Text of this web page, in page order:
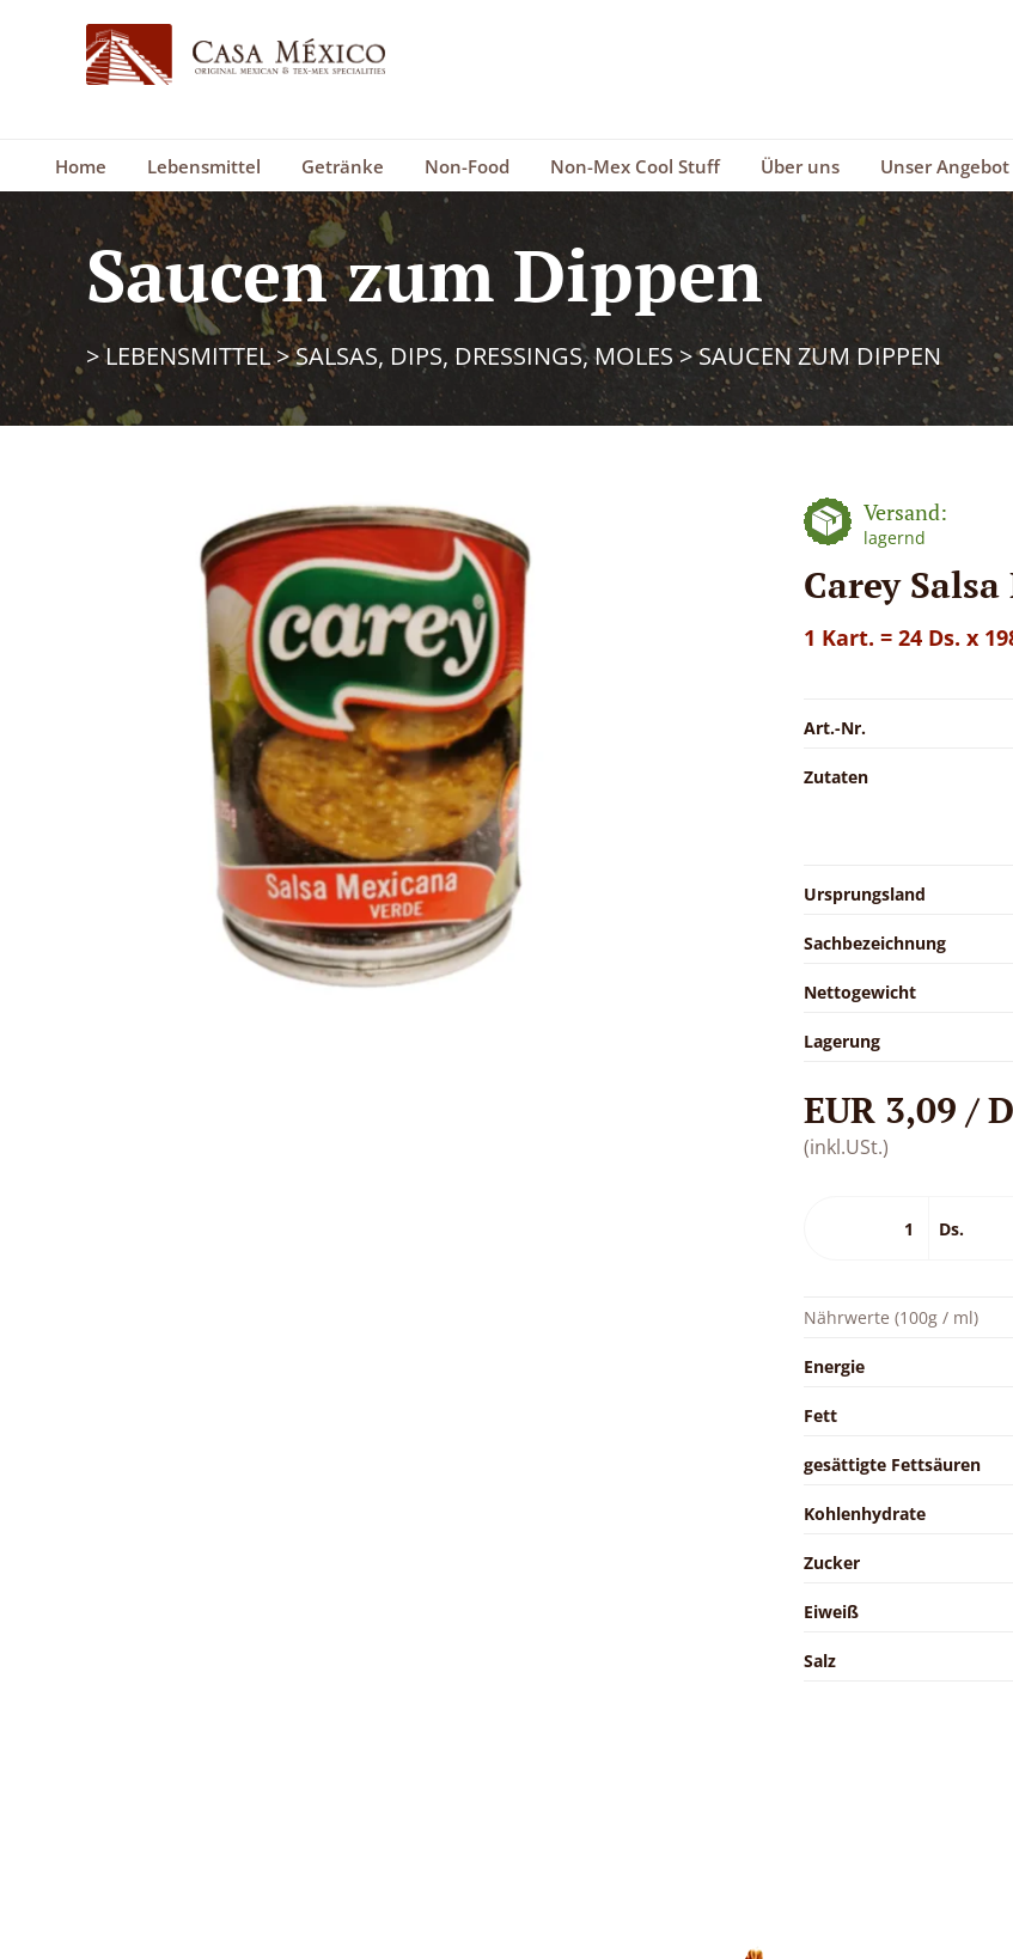
Home Lebensmittel Getränke Non-Food Non-Mex Cool Stuff Über uns Unser Angebot
Saucen zum Dippen
>LEBENSMITTEL>SALSAS, DIPS, DRESSINGS, MOLES>SAUCEN ZUM DIPPEN
Versand:
lagernd
Carey
1 Kart. = 24 Ds. x
Art.-Nr.
Zutaten
Ursprungsland
Sachbezeichnung
Nettogewicht
Lagerung
EUR 3,09 /
(inkl.USt.)
Nährwerte (100g / ml)
Energie
Fett
gesättigte Fettsäuren
Kohlenhydrate
Zucker
Eiweiß
Salz